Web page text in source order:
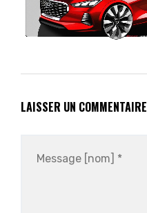
LAISSER UN COMMENTAIRE